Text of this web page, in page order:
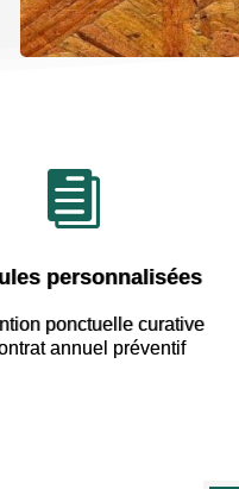

personnalisées
ponctuelle curative
annuel préventif